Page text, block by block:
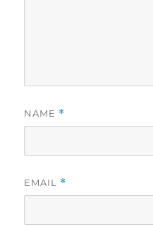
NAME *
EMAIL *